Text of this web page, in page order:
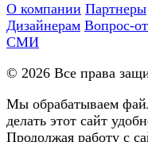
О компании Партнеры
Дизайнерам Вопрос-
СМИ
© 2026 Все права
Мы обрабатываем
делать этот сайт
Продолжая работу с